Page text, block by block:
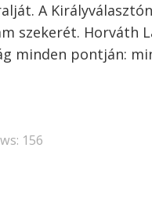
A
szekerét. Horváth
minden pontján:
156